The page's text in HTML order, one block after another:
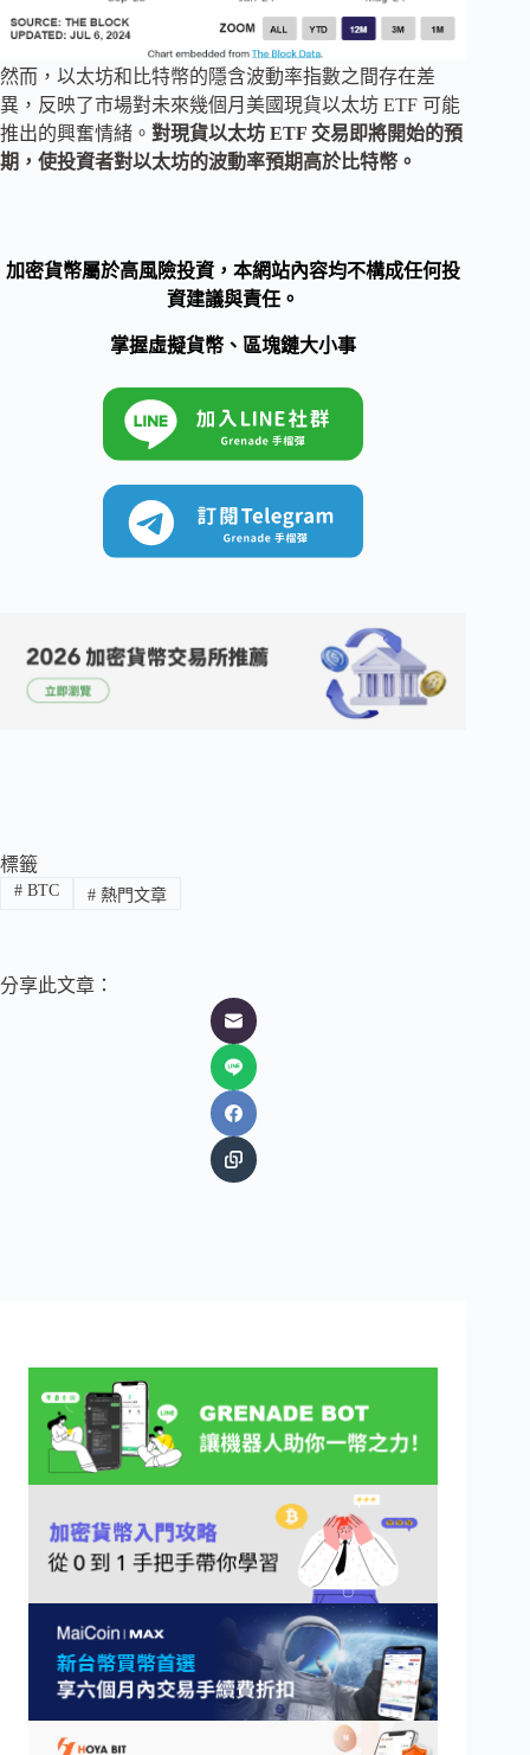
然而，以太坊和比特幣的隱含波動率指數之間存在差
異，反映了市場對未來幾個月美國現貨以太坊 ETF 可能
推出的興奮情緒。 對現貨以太坊 ETF 交易即將開始的預
期，使投資者對以太坊的波動率預期高於比特幣。
加密貨幣屬於高風險投資，本網站內容均不構成任何投
資建議與責任。
掌握虛擬貨幣、區塊鏈大小事
標籤
#BTC #熱門文章
分享此文章：